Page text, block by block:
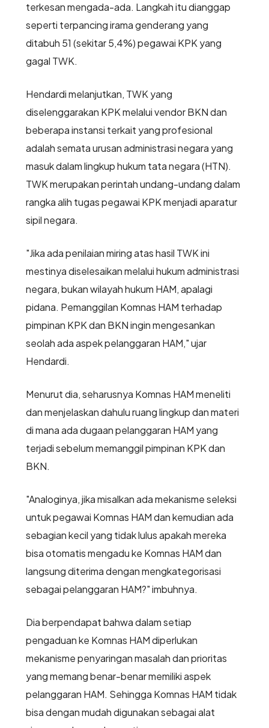
terkesan mengada-ada. Langkah itu dianggap
seperti terpancing irama genderang yang
ditabuh 51 (sekitar 5,4%) pegawai KPK yang
gagal TWK.
Hendardi melanjutkan, TWK yang
diselenggarakan KPK melalui vendor BKN dan
beberapa instansi terkait yang profesional
adalah semata urusan administrasi negara yang
masuk dalam lingkup hukum tata negara (HTN).
TWK merupakan perintah undang-undang dalam
rangka alih tugas pegawai KPK menjadi aparatur
sipil negara.
"Jika ada penilaian miring atas hasil TWK ini
mestinya diselesaikan melalui hukum administrasi
negara, bukan wilayah hukum HAM, apalagi
pidana. Pemanggilan Komnas HAM terhadap
pimpinan KPK dan BKN ingin mengesankan
seolah ada aspek pelanggaran HAM," ujar
Hendardi.
Menurut dia, seharusnya Komnas HAM meneliti
dan menjelaskan dahulu ruang lingkup dan materi
di mana ada dugaan pelanggaran HAM yang
terjadi sebelum memanggil pimpinan KPK dan
BKN.
"Analoginya, jika misalkan ada mekanisme seleksi
untuk pegawai Komnas HAM dan kemudian ada
sebagian kecil yang tidak lulus apakah mereka
bisa otomatis mengadu ke Komnas HAM dan
langsung diterima dengan mengkategorisasi
sebagai pelanggaran HAM?" imbuhnya.
Dia berpendapat bahwa dalam setiap
pengaduan ke Komnas HAM diperlukan
mekanisme penyaringan masalah dan prioritas
yang memang benar-benar memiliki aspek
pelanggaran HAM. Sehingga Komnas HAM tidak
bisa dengan mudah digunakan sebagai alat